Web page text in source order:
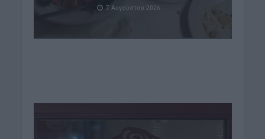
7 Αυγούστου 2026